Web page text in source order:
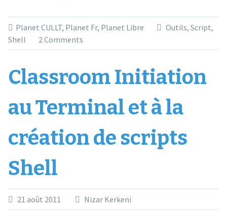
Planet CULLT, Planet Fr, Planet Libre Outils, Script,
Shell
2 Comments
Classroom Initiation
au Terminal et à la
création de scripts
Shell
21 août 2011 Nizar Kerkeni